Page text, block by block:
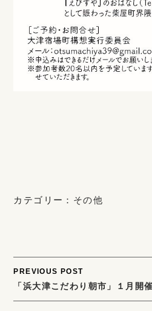
カテゴリー： その他
Post
navigation
PREVIOUS POST
「浜大津こだわり朝市」１月開